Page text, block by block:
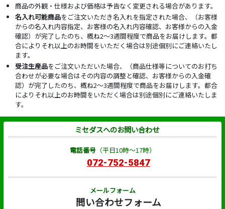
商品の外観・仕様および価格は予告なく変更される場合があります。
名入れ可能商品をご注文いただき名入れを指定された場合、（お客様
からの名入れ内容指定、お客様の名入れ内容確認、お客様からの入金
確認）が完了したのち、概ね2～3週間程度で商品をお届けします。都
合によりそれ以上のお時間をいただく場合は別途個別にご連絡いたし
ます。
受注生産品をご注文いただいた場合、（商品仕様等についてのお打ち
合わせが必要な場合はその内容の調整と確認、お客様からの入金確
認）が完了したのち、概ね2～3週間程度で商品をお届けします。都合
によりそれ以上のお時間をいただく場合は別途個別にご連絡いたしま
す。
ミセダスへのお問い合わせ
電話番号（平日10時～17時）
072-752-5847
メールフォーム
問い合わせフォーム